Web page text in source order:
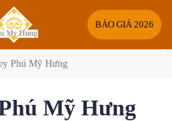
BÁO GIÁ 2026
Phú Mỹ Hưng
Mỹ Hưng